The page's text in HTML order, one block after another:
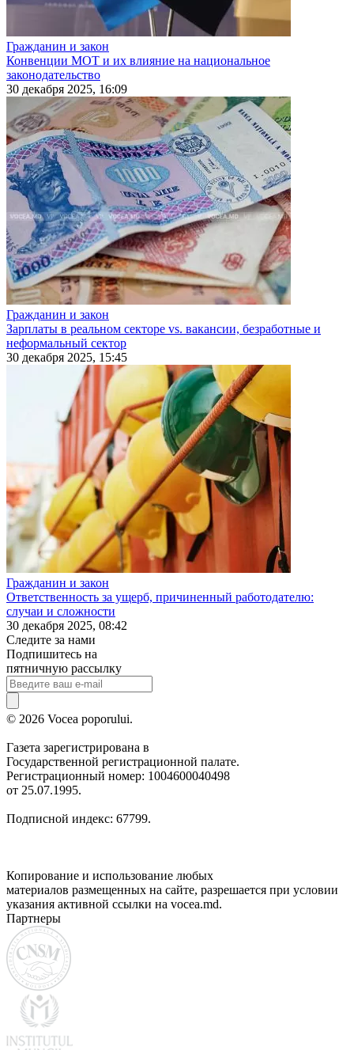
Гражданин и закон
Конвенции МОТ и их влияние на национальное
законодательство
30 декабря 2025, 16:09
Гражданин и закон
Зарплаты в реальном секторе vs. вакансии, безработные и
неформальный сектор
30 декабря 2025, 15:45
Гражданин и закон
Ответственность за ущерб, причиненный работодателю:
случаи и сложности
30 декабря 2025, 08:42
Следите за нами
Подпишитесь на
пятничную рассылку
© 2026 Vocea poporului.
Газета зарегистрирована в
Государственной регистрационной палате.
Регистрационный номер: 1004600040498
от 25.07.1995.
Подписной индекс: 67799.
Копирование и использование любых
материалов размещенных на сайте, разрешается при условии
указания активной ссылки на vocea.md.
Партнеры